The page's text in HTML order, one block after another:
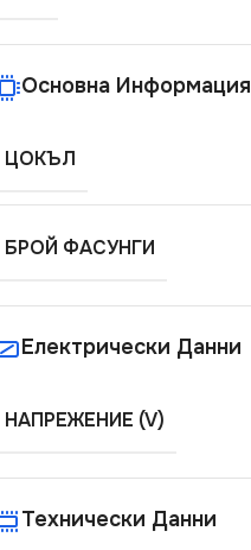
Основна Информация
ЦОКЪЛ
БРОЙ ФАСУНГИ
Електрически Данни
НАПРЕЖЕНИЕ (V)
Технически Данни